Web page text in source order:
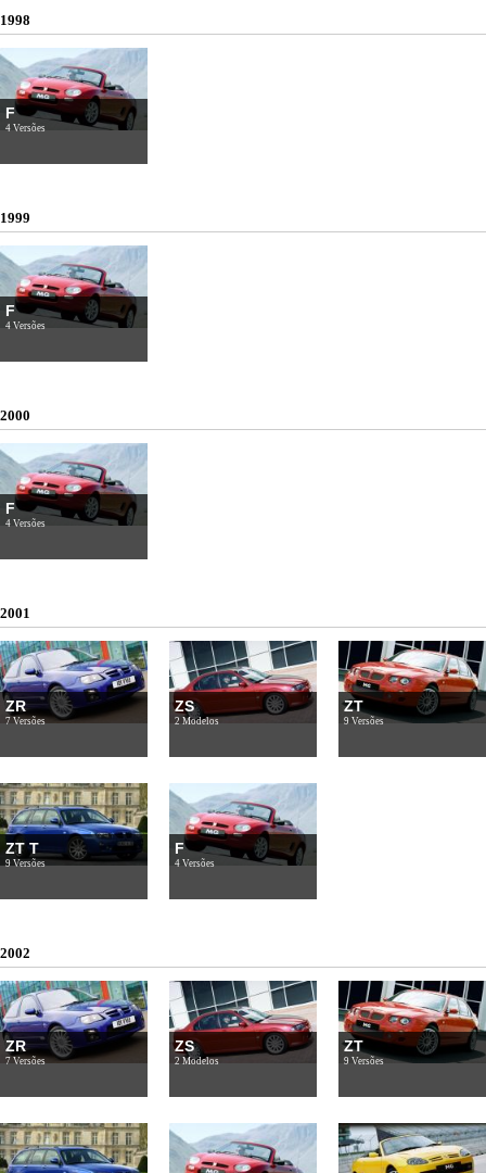
1998
F
4 Versões
1999
F
4 Versões
2000
F
4 Versões
2001
ZR
7 Versões
ZS
2 Modelos
ZT
9 Versões
ZT T
9 Versões
F
4 Versões
2002
ZR
7 Versões
ZS
2 Modelos
ZT
9 Versões